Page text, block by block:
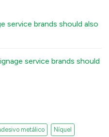
service brands should also
service brands should
metálico Níquel